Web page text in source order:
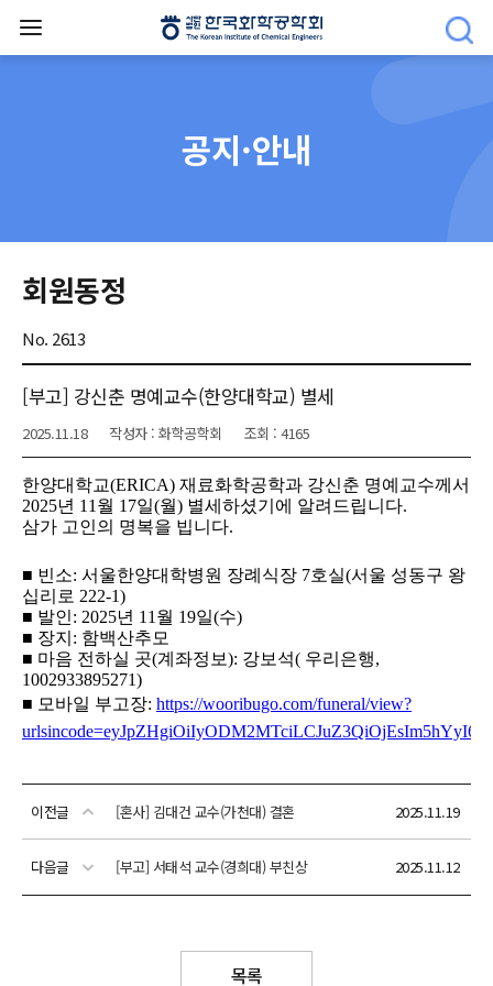
공지·안내
회원동정
No. 2613
[부고] 강신춘 명예교수(한양대학교) 별세
2025.11.18 작성자 : 화학공학회 조회 : 4165
이전글 [혼사] 김대건 교수(가천대) 결혼 2025.11.19
다음글 [부고] 서태석 교수(경희대) 부친상 2025.11.12
목록